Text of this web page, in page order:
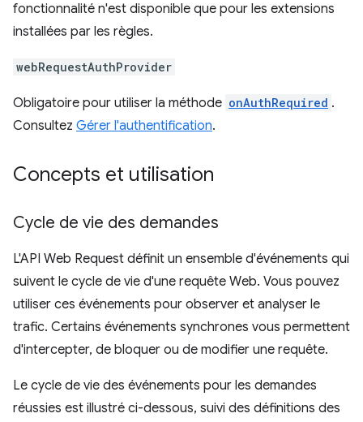
fonctionnalité n'est disponible que pour les extensions
installées par les règles.
webRequestAuthProvider
Obligatoire pour utiliser la méthode onAuthRequired .
Consultez Gérer l'authentification.
Concepts et utilisation
Cycle de vie des demandes
L'API Web Request définit un ensemble d'événements qui
suivent le cycle de vie d'une requête Web. Vous pouvez
utiliser ces événements pour observer et analyser le
trafic. Certains événements synchrones vous permettent
d'intercepter, de bloquer ou de modifier une requête.
Le cycle de vie des événements pour les demandes
réussies est illustré ci-dessous, suivi des définitions des